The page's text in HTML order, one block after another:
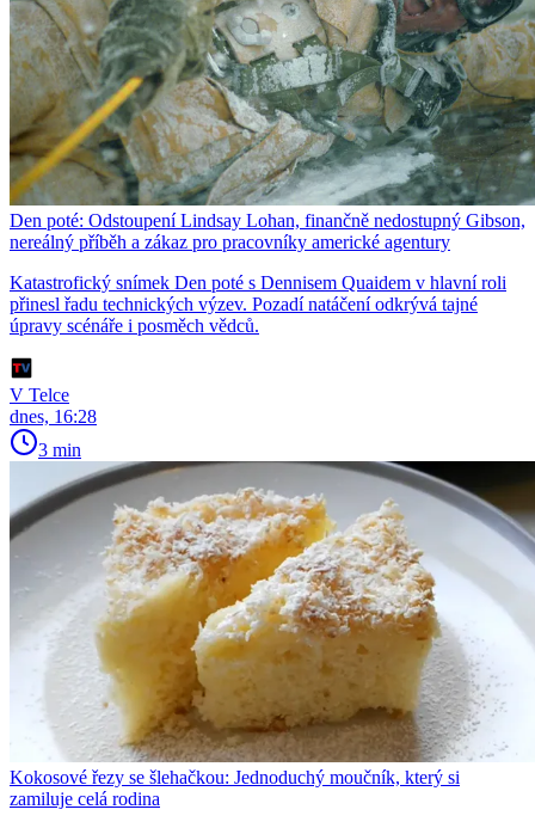
Den poté: Odstoupení Lindsay Lohan, finančně nedostupný Gibson,
nereálný příběh a zákaz pro pracovníky americké agentury
Katastrofický snímek Den poté s Dennisem Quaidem v hlavní roli
přinesl řadu technických výzev. Pozadí natáčení odkrývá tajné
úpravy scénáře i posměch vědců.
V Telce
dnes, 16:28
3 min
Kokosové řezy se šlehačkou: Jednoduchý moučník, který si
zamiluje celá rodina